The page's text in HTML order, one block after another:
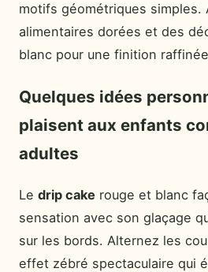
motifs géométriques simples.
alimentaires dorées et des
blanc pour une finition
Quelques idées
plaisent aux enfants
adultes
Le drip cake rouge et blanc
sensation avec son glaçage
sur les bords. Alternez les
effet zébré spectaculaire qui